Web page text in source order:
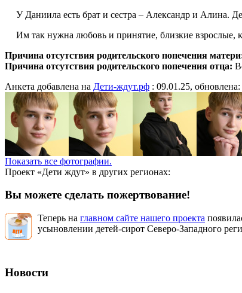
У Даниила есть брат и сестра – Александр и Алина.
Им так нужна любовь и принятие, близкие
Причина отсутствия родительского попечения
Причина отсутствия родительского попечения отца:
Анкета добавлена на Дети-ждут.рф : 09.01.25,
Показать все фотографии.
Проект «Дети ждут» в других регионах:
Вы можете сделать пожертвование!
Теперь на главном сайте нашего проекта
усыновлении детей-сирот Северо-Западного
Новости